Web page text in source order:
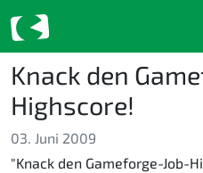
Knack den
Highscore!
03. Juni 2009
"Knack den Gameforge-Job-